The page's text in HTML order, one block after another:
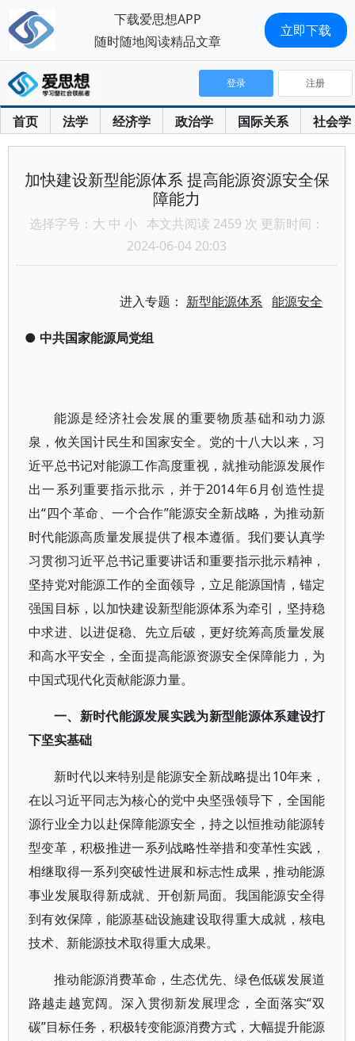
首页 法学 经济学 政治学 国际关系 社会学
登录 注册
加快建设新型能源体系 提高能源资源安全保
障能力
选择字号： 大 中 小 本文共阅读 2459 次 更新时间：
2024-06-04 20:03
进入专题： 新型能源体系 能源安全
● 中共国家能源局党组
能源是经济社会发展的重要物质基础和动力源
泉，攸关国计民生和国家安全。党的十八大以来，习
近平总书记对能源工作高度重视，就推动能源发展作
出一系列重要指示批示，并于2014年6月创造性提
出“四个革命、一个合作”能源安全新战略，为推动新
时代能源高质量发展提供了根本遵循。我们要认真学
习贯彻习近平总书记重要讲话和重要指示批示精神，
坚持党对能源工作的全面领导，立足能源国情，锚定
强国目标，以加快建设新型能源体系为牵引，坚持稳
中求进、以进促稳、先立后破，更好统筹高质量发展
和高水平安全，全面提高能源资源安全保障能力，为
中国式现代化贡献能源力量。
一、新时代能源发展实践为新型能源体系建设打
下坚实基础
新时代以来特别是能源安全新战略提出10年来，
在以习近平同志为核心的党中央坚强领导下，全国能
源行业全力以赴保障能源安全，持之以恒推动能源转
型变革，积极推进一系列战略性举措和变革性实践，
相继取得一系列突破性进展和标志性成果，推动能源
事业发展取得新成就、开创新局面。我国能源安全得
到有效保障，能源基础设施建设取得重大成就，核电
技术、新能源技术取得重大成果。
推动能源消费革命，生态优先、绿色低碳发展道
路越走越宽阔。深入贯彻新发展理念，全面落实“双
碳”目标任务，积极转变能源消费方式，大幅提升能源
下载爱思想APP
随时随地阅读精品文章
立即下载